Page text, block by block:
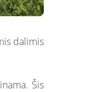
dalimis
Šis